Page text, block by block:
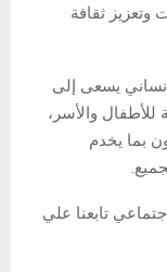
وتعزيز ثقافة
يسعى إلى
للأطفال والأسر،
بما يخدم
تابعنا علي